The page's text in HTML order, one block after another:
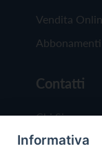
Vendita
Abbonamenti
Contatti
Chi Siamo
Redazione
Informativa